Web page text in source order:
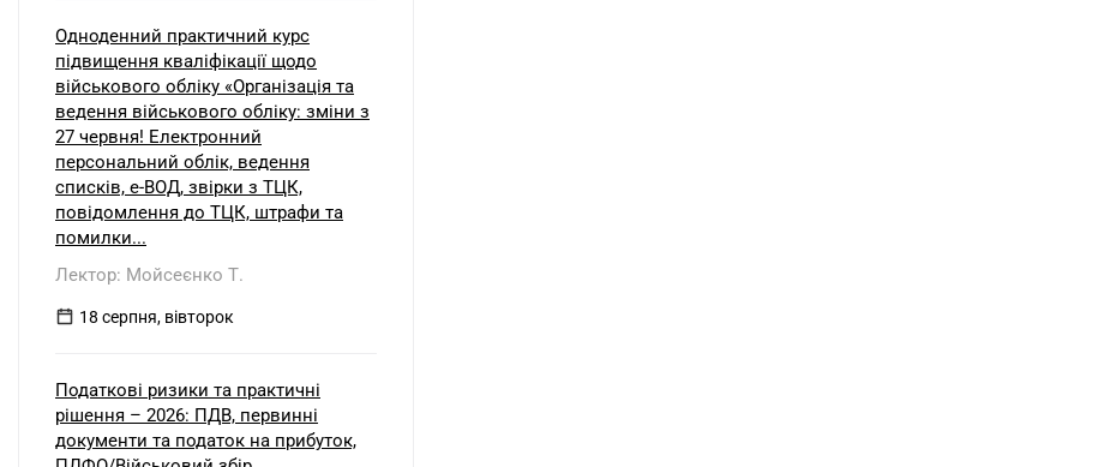
Одноденний практичний курс
підвищення кваліфікації щодо
військового обліку «Організація та
ведення військового обліку: зміни з
27 червня! Електронний
персональний облік, ведення
списків, е-ВОД, звірки з ТЦК,
повідомлення до ТЦК, штрафи та
помилки...
Лектор: Мойсеєнко Т.
18 серпня, вівторок
Податкові ризики та практичні
рішення – 2026: ПДВ, первинні
документи та податок на прибуток,